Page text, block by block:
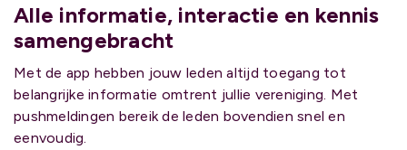
Alle informatie, interactie en kennis
samengebracht
Met de app hebben jouw leden altijd toegang tot
belangrijke informatie omtrent jullie vereniging. Met
pushmeldingen bereik de leden bovendien snel en
eenvoudig.